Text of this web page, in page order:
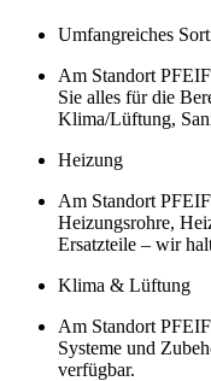
Umfangreiches
Am Standort
Sie alles für die
Klima/Lüftung,
Heizung
Am Standort
Heizungsrohre,
Ersatzteile – wir
Klima & Lüftung
Am Standort
Systeme und
verfügbar.